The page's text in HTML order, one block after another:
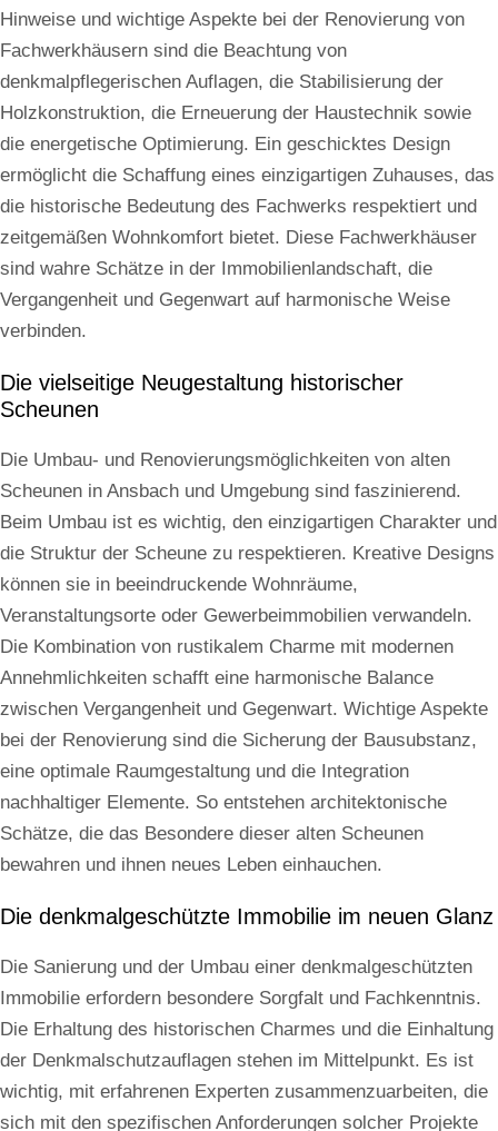
Hinweise und wichtige Aspekte bei der Renovierung von
Fachwerkhäusern sind die Beachtung von
denkmalpflegerischen Auflagen, die Stabilisierung der
Holzkonstruktion, die Erneuerung der Haustechnik sowie
die energetische Optimierung. Ein geschicktes Design
ermöglicht die Schaffung eines einzigartigen Zuhauses, das
die historische Bedeutung des Fachwerks respektiert und
zeitgemäßen Wohnkomfort bietet. Diese Fachwerkhäuser
sind wahre Schätze in der Immobilienlandschaft, die
Vergangenheit und Gegenwart auf harmonische Weise
verbinden.
Die vielseitige Neugestaltung historischer
Scheunen
Die Umbau- und Renovierungsmöglichkeiten von alten
Scheunen in Ansbach und Umgebung sind faszinierend.
Beim Umbau ist es wichtig, den einzigartigen Charakter und
die Struktur der Scheune zu respektieren. Kreative Designs
können sie in beeindruckende Wohnräume,
Veranstaltungsorte oder Gewerbeimmobilien verwandeln.
Die Kombination von rustikalem Charme mit modernen
Annehmlichkeiten schafft eine harmonische Balance
zwischen Vergangenheit und Gegenwart. Wichtige Aspekte
bei der Renovierung sind die Sicherung der Bausubstanz,
eine optimale Raumgestaltung und die Integration
nachhaltiger Elemente. So entstehen architektonische
Schätze, die das Besondere dieser alten Scheunen
bewahren und ihnen neues Leben einhauchen.
Die denkmalgeschützte Immobilie im neuen Glanz
Die Sanierung und der Umbau einer denkmalgeschützten
Immobilie erfordern besondere Sorgfalt und Fachkenntnis.
Die Erhaltung des historischen Charmes und die Einhaltung
der Denkmalschutzauflagen stehen im Mittelpunkt. Es ist
wichtig, mit erfahrenen Experten zusammenzuarbeiten, die
sich mit den spezifischen Anforderungen solcher Projekte